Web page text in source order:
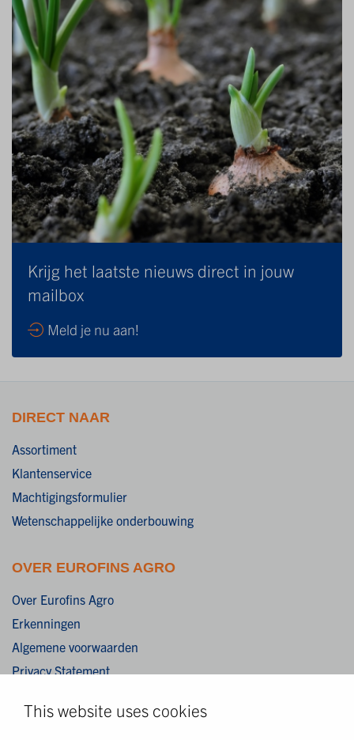
This website uses cookies
Krijg het laatste nieuws direct in jouw
mailbox
Meld je nu aan!
DIRECT NAAR
Assortiment
Klantenservice
Machtigingsformulier
Wetenschappelijke onderbouwing
OVER EUROFINS AGRO
Over Eurofins Agro
Erkenningen
Algemene voorwaarden
Privacy Statement
Cookies